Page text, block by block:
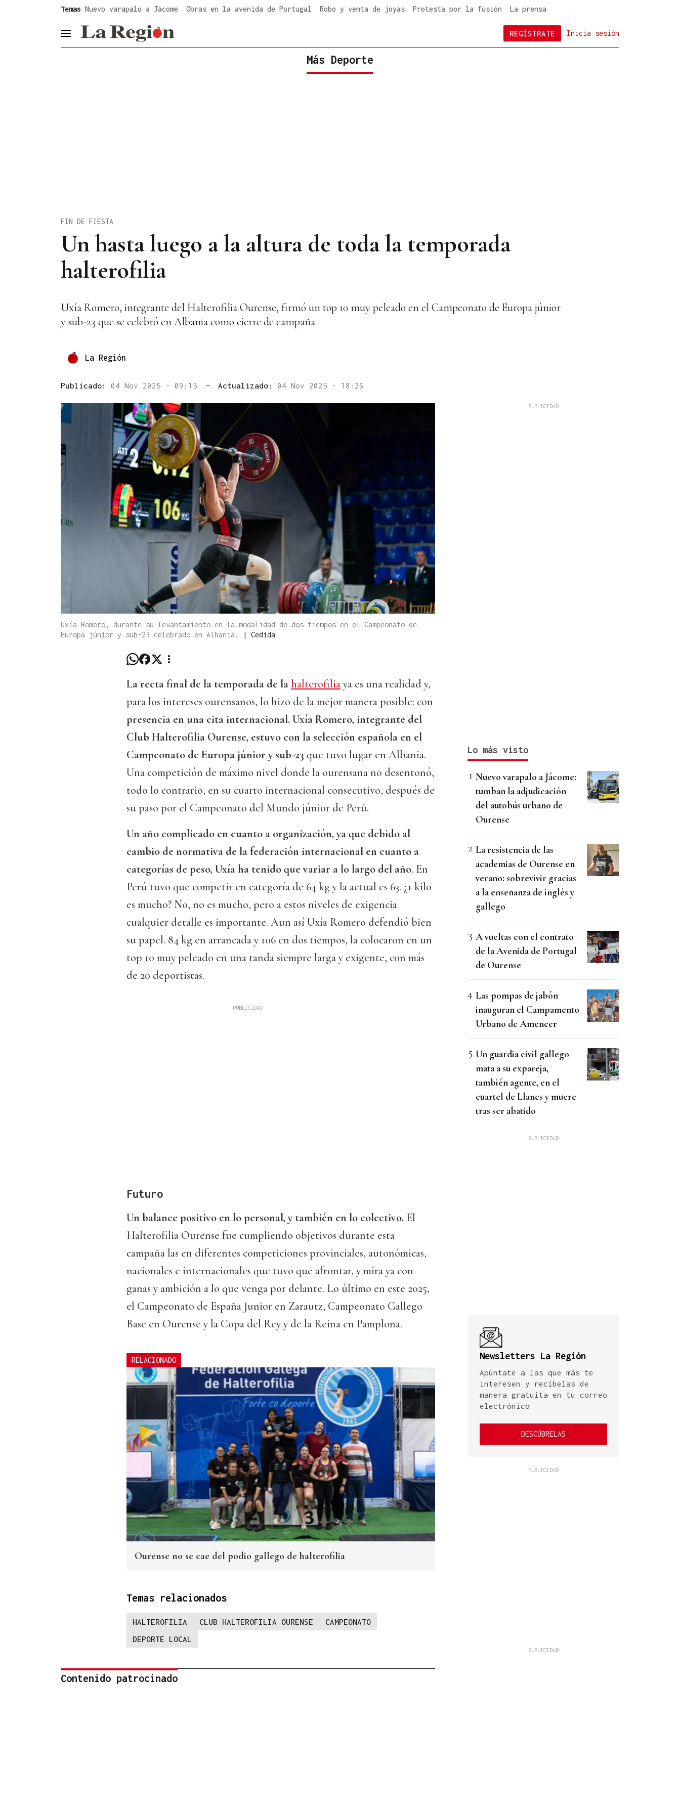
Temas Nuevo varapalo a Jácome Obras en la avenida de Portugal Robo y venta de joyas Protesta por la fusión La prensa
header.menu.open Inicia sesión
REGÍSTRATE
Más Deporte
Un hasta luego a la altura de toda la temporada
halterofilia
FIN DE FIESTA
Uxía Romero, integrante del Halterofilia Ourense, firmó un top 10 muy peleado en el Campeonato de Europa júnior
y sub-23 que se celebró en Albania como cierre de campaña
La Región
Publicado: 04 Nov 2025 - 09:15 — Actualizado: 04 Nov 2025 - 18:26
Uxía Romero, durante su levantamiento en la modalidad de dos tiempos en el Campeonato de
Europa júnior y sub-23 celebrado en Albania.
| Cedida
La recta final de la temporada de lahalterofiliaya es una realidad y,
para los intereses ourensanos, lo hizo de la mejor manera posible: con
presencia en una cita internacional. Uxía Romero, integrante del
Club Halterofilia Ourense, estuvo con la selección española en el
Campeonato de Europa júnior y sub-23 que tuvo lugar en Albania.
Una competición de máximo nivel donde la ourensana no desentonó,
todo lo contrario, en su cuarto internacional consecutivo, después de
su paso por el Campeonato del Mundo júnior de Perú.
Un año complicado en cuanto a organización, ya que debido al
cambio de normativa de la federación internacional en cuanto a
categorías de peso, Uxía ha tenido que variar a lo largo del año. En
Perú tuvo que competir en categoría de 64 kg y la actual es 63. ¿1 kilo
es mucho? No, no es mucho, pero a estos niveles de exigencia
cualquier detalle es importante. Aun así Uxía Romero defendió bien
su papel. 84 kg en arrancada y 106 en dos tiempos, la colocaron en un
top 10 muy peleado en una tanda siempre larga y exigente, con más
de 20 deportistas.
Futuro
Un balance positivo en lo personal, y también en lo colectivo. El
Halterofilia Ourense fue cumpliendo objetivos durante esta
campaña las en diferentes competiciones provinciales, autonómicas,
nacionales e internacionales que tuvo que afrontar, y mira ya con
ganas y ambición a lo que venga por delante. Lo último en este 2025,
el Campeonato de España Junior en Zarautz, Campeonato Gallego
Base en Ourense y la Copa del Rey y de la Reina en Pamplona.
RELACIONADO
Ourense no se cae del podio gallego de halterofilia
Temas relacionados
HALTEROFILIA CLUB HALTEROFILIA OURENSE
CAMPEONATO
DEPORTE LOCAL
Contenido patrocinado
Lo más visto
Nuevo varapalo a Jácome:
tumban la adjudicación
del autobús urbano de
Ourense
La resistencia de las
academias de Ourense en
verano: sobrevivir gracias
a la enseñanza de inglés y
gallego
A vueltas con el contrato
de la Avenida de Portugal
de Ourense
Las pompas de jabón
inauguran el Campamento
Urbano de Amencer
Un guardia civil gallego
mata a su expareja,
también agente, en el
cuartel de Llanes y muere
tras ser abatido
Newsletters La Región
Apúntate a las que más te
interesen y recíbelas de
manera gratuita en tu correo
electrónico
DESCÚBRELAS